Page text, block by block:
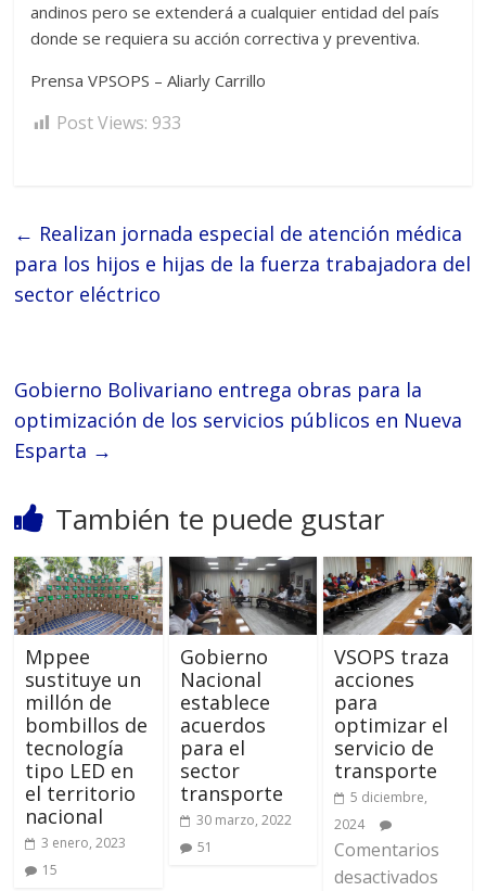
andinos pero se extenderá a cualquier entidad del país
donde se requiera su acción correctiva y preventiva.
Prensa VPSOPS – Aliarly Carrillo
Post Views: 933
← Realizan jornada especial de atención médica
para los hijos e hijas de la fuerza trabajadora del
sector eléctrico
Gobierno Bolivariano entrega obras para la
optimización de los servicios públicos en Nueva
Esparta →
También te puede gustar
Mppee
sustituye un
millón de
bombillos de
tecnología
tipo LED en
el territorio
nacional
3 enero, 2023
15
Gobierno
Nacional
establece
acuerdos
para el
sector
transporte
30 marzo, 2022
51
VSOPS traza
acciones
para
optimizar el
servicio de
transporte
5 diciembre,
2024
Comentarios
desactivados